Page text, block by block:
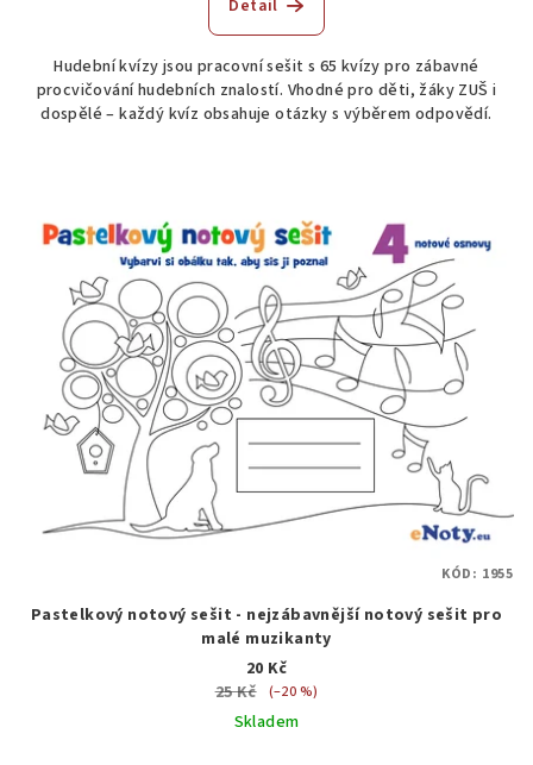
Detail
Hudební kvízy jsou pracovní sešit s 65 kvízy pro zábavné
procvičování hudebních znalostí. Vhodné pro děti, žáky ZUŠ i
dospělé – každý kvíz obsahuje otázky s výběrem odpovědí.
Pastelkový notový sešit - nejzábavnější notový sešit pro
malé muzikanty
20 Kč
25 Kč
(–20 %)
Skladem
KÓD: 1955